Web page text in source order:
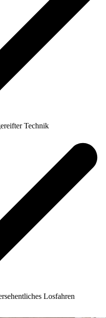
Technik
Losfahren